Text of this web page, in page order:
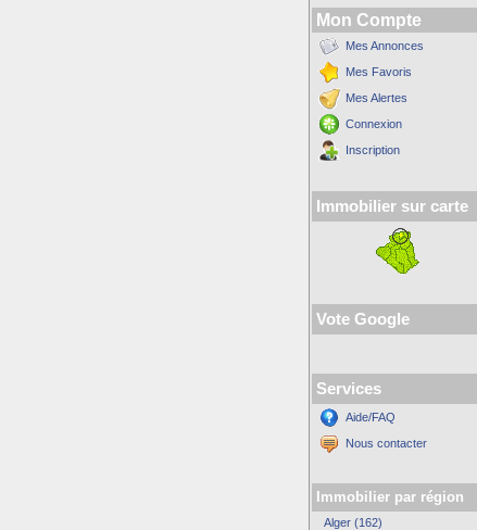
Mon Compte
Mes Annonces
Mes Favoris
Mes Alertes
Connexion
Inscription
Immobilier sur carte
Vote Google
Services
Aide/FAQ
Nous contacter
Immobilier par région
Alger (162)